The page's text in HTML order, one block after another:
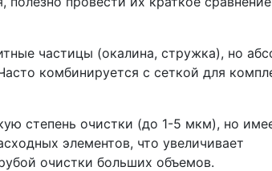
частицы (окалина, стружка), но
комбинируется с сеткой для
степень очистки (до 1-5 мкм), но
элементов, что увеличивает
очистки больших объемов.